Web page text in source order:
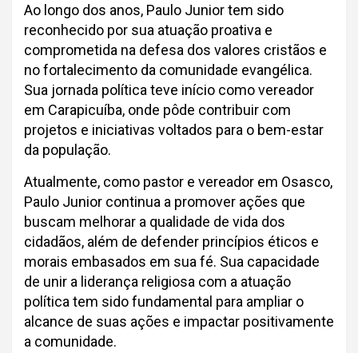
Ao longo dos anos, Paulo Junior tem sido
reconhecido por sua atuação proativa e
comprometida na defesa dos valores cristãos e
no fortalecimento da comunidade evangélica.
Sua jornada política teve início como vereador
em Carapicuíba, onde pôde contribuir com
projetos e iniciativas voltados para o bem-estar
da população.
Atualmente, como pastor e vereador em Osasco,
Paulo Junior continua a promover ações que
buscam melhorar a qualidade de vida dos
cidadãos, além de defender princípios éticos e
morais embasados em sua fé. Sua capacidade
de unir a liderança religiosa com a atuação
política tem sido fundamental para ampliar o
alcance de suas ações e impactar positivamente
a comunidade.